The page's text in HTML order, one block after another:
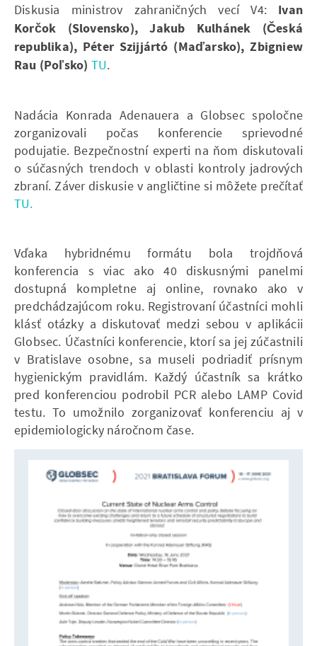
Diskusia ministrov zahraničných vecí V4: Ivan
Korčok (Slovensko), Jakub Kulhánek (Česká
republika), Péter Szijjártó (Maďarsko), Zbigniew
Rau (Poľsko​​​​​​​) TU.
Nadácia Konrada Adenauera a Globsec spoločne
zorganizovali počas konferencie sprievodné
podujatie. Bezpečnostní experti na ňom diskutovali
o súčasných trendoch v oblasti kontroly jadrových
zbraní. Záver diskusie v angličtine si môžete prečítať​​​​​​​
TU.
Vďaka hybridnému formátu bola trojdňová
konferencia s viac ako 40 diskusnými panelmi
dostupná kompletne aj online, rovnako ako v
predchádzajúcom roku. Registrovaní účastníci mohli
klásť otázky a diskutovať medzi sebou v aplikácii
Globsec. Účastníci konferencie, ktorí sa jej zúčastnili
v Bratislave osobne, sa museli podriadiť prísnym
hygienickým pravidlám. Každý účastník sa krátko
pred konferenciou podrobil PCR alebo LAMP Covid
testu. To umožnilo zorganizovať konferenciu aj v
epidemiologicky náročnom čase.